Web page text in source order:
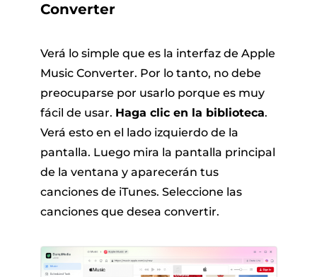
Converter
Verá lo simple que es la interfaz de Apple
Music Converter. Por lo tanto, no debe
preocuparse por usarlo porque es muy
fácil de usar. Haga clic en la biblioteca.
Verá esto en el lado izquierdo de la
pantalla. Luego mira la pantalla principal
de la ventana y aparecerán tus
canciones de iTunes. Seleccione las
canciones que desea convertir.